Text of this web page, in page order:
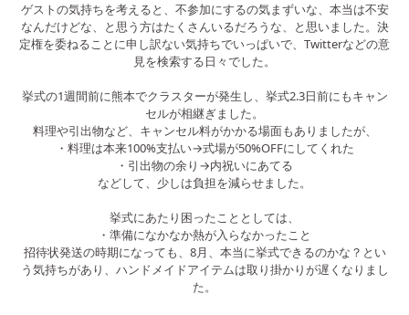
ゲストの気持ちを考えると、不参加にするの気まずいな、本当は不安
なんだけどな、と思う方はたくさんいるだろうな、と思いました。決
定権を委ねることに申し訳ない気持ちでいっぱいで、Twitterなどの意
見を検索する日々でした。
挙式の1週間前に熊本でクラスターが発生し、挙式2.3日前にもキャン
セルが相継ぎました。
料理や引出物など、キャンセル料がかかる場面もありましたが、
・料理は本来100%支払い→式場が50%OFFにしてくれた
・引出物の余り→内祝いにあてる
などして、少しは負担を減らせました。
挙式にあたり困ったこととしては、
・準備になかなか熱が入らなかったこと
招待状発送の時期になっても、8月、本当に挙式できるのかな？とい
う気持ちがあり、ハンドメイドアイテムは取り掛かりが遅くなりまし
た。